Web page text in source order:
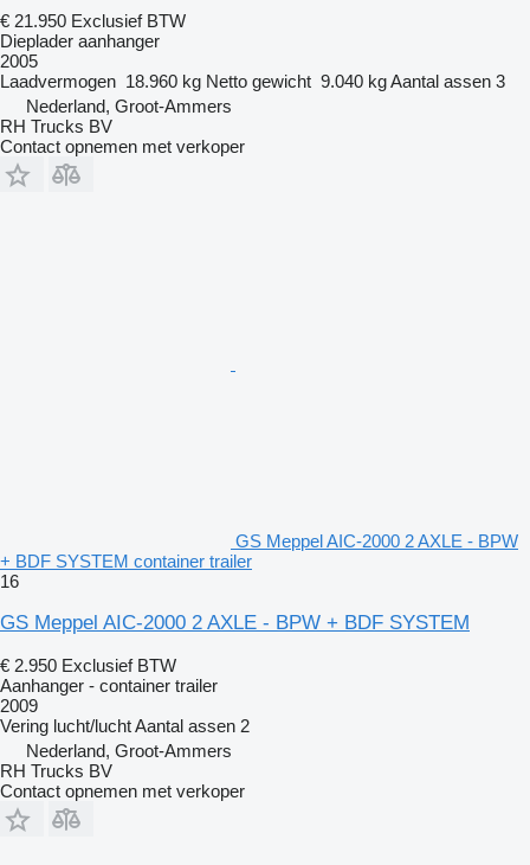
€ 21.950 Exclusief BTW
Dieplader aanhanger
2005
Laadvermogen 18.960 kg Netto gewicht 9.040 kgAantal assen 3
Nederland, Groot-Ammers
RH Trucks BV
Contact opnemen met verkoper
GS Meppel AIC-2000 2 AXLE - BPW
+ BDF SYSTEM container trailer
16
GS Meppel AIC-2000 2 AXLE - BPW + BDF SYSTEM
€ 2.950 Exclusief BTW
Aanhanger - container trailer
2009
Vering lucht/luchtAantal assen 2
Nederland, Groot-Ammers
RH Trucks BV
Contact opnemen met verkoper